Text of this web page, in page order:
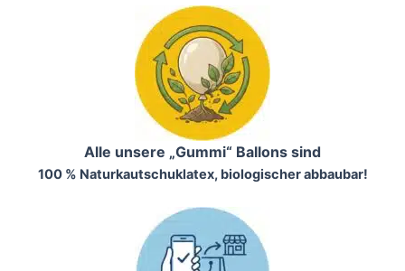
Alle unsere „Gummi“ Ballons sind
100 % Naturkautschuklatex, biologischer abbaubar!